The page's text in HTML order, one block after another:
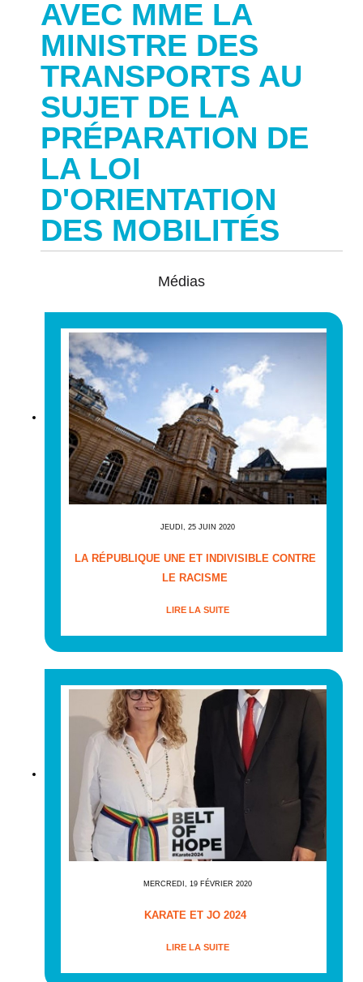
AVEC MME LA
MINISTRE DES
TRANSPORTS AU
SUJET DE LA
PRÉPARATION DE
LA LOI
D'ORIENTATION
DES MOBILITÉS
Médias
JEUDI, 25 JUIN 2020
LA RÉPUBLIQUE UNE ET INDIVISIBLE CONTRE
LE RACISME
LIRE LA SUITE
MERCREDI, 19 FÉVRIER 2020
KARATE ET JO 2024
LIRE LA SUITE